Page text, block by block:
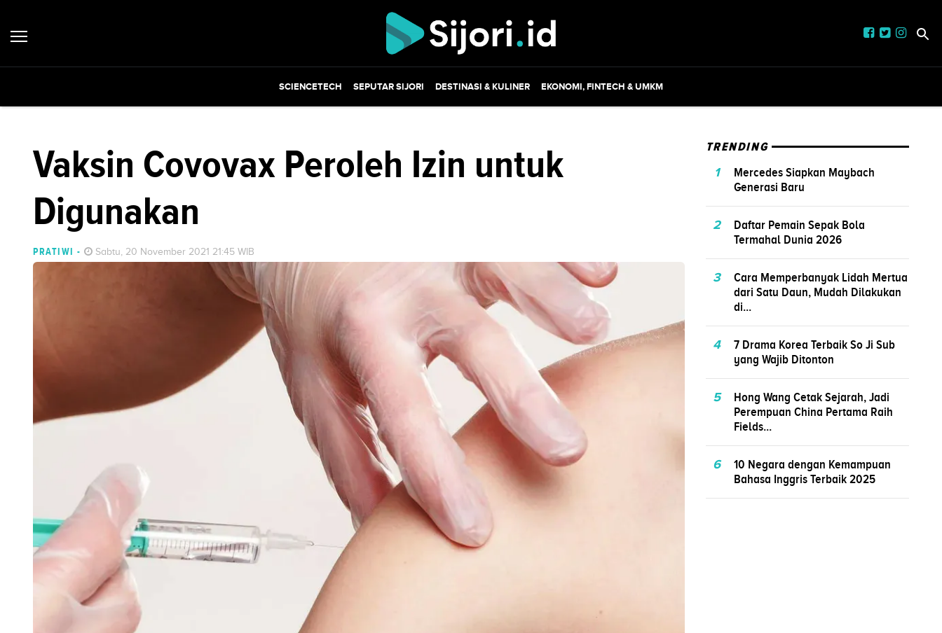
SCIENCETECH SEPUTAR SIJORI DESTINASI & KULINER EKONOMI, FINTECH & UMKM
Vaksin Covovax Peroleh Izin untuk
Digunakan
PRATIWI - Sabtu, 20 November 2021 21:45 WIB
TRENDING
1
Mercedes Siapkan Maybach
Generasi Baru
2
Daftar Pemain Sepak Bola
Termahal Dunia 2026
3
Cara Memperbanyak Lidah Mertua
dari Satu Daun, Mudah Dilakukan
di...
4
7 Drama Korea Terbaik So Ji Sub
yang Wajib Ditonton
5
Hong Wang Cetak Sejarah, Jadi
Perempuan China Pertama Raih
Fields...
6
10 Negara dengan Kemampuan
Bahasa Inggris Terbaik 2025